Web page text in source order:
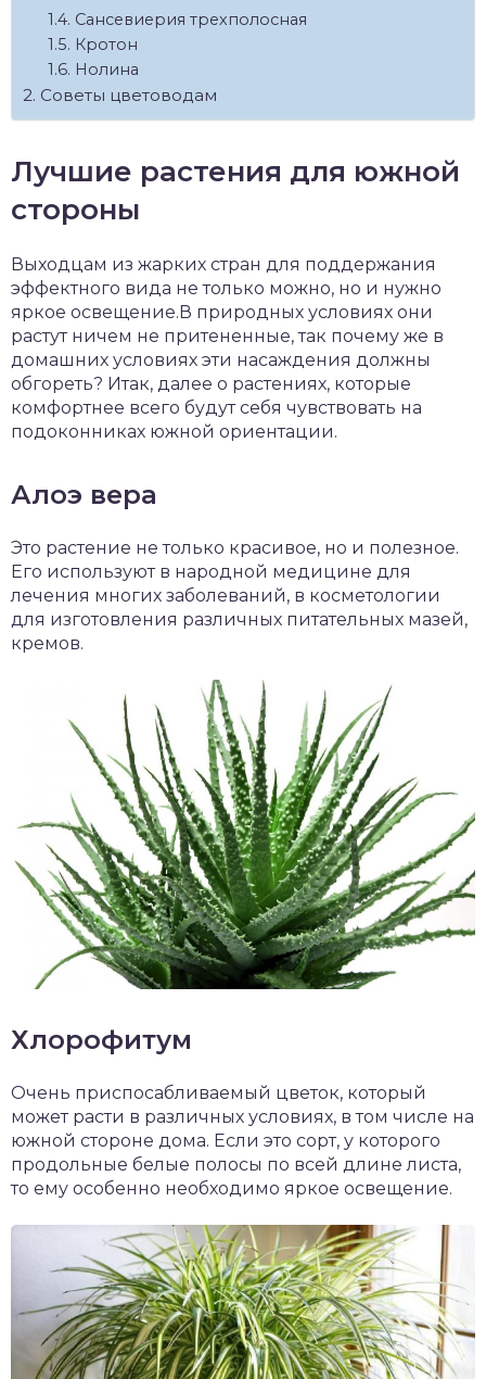
Сансевиерия трехполосная
Кротон
Нолина
Советы цветоводам
Лучшие растения для южной
стороны
Выходцам из жарких стран для поддержания
эффектного вида не только можно, но и нужно
яркое освещение.В природных условиях они
растут ничем не притененные, так почему же в
домашних условиях эти насаждения должны
обгореть? Итак, далее о растениях, которые
комфортнее всего будут себя чувствовать на
подоконниках южной ориентации.
Алоэ вера
Это растение не только красивое, но и полезное.
Его используют в народной медицине для
лечения многих заболеваний, в косметологии
для изготовления различных питательных мазей,
кремов.
Хлорофитум
Очень приспосабливаемый цветок, который
может расти в различных условиях, в том числе на
южной стороне дома. Если это сорт, у которого
продольные белые полосы по всей длине листа,
то ему особенно необходимо яркое освещение.